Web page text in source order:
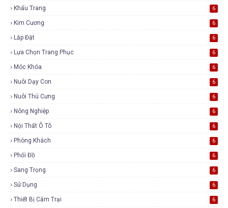
Khẩu Trang 6
Kim Cương 6
Lắp Đặt 6
Lựa Chọn Trang Phục 6
Móc Khóa 6
Nuôi Dạy Con 6
Nuôi Thú Cưng 6
Nông Nghiệp 6
Nội Thất Ô Tô 6
Phòng Khách 6
Phối Đồ 6
Sang Trọng 6
Sử Dụng 6
Thiết Bị Cắm Trại 6